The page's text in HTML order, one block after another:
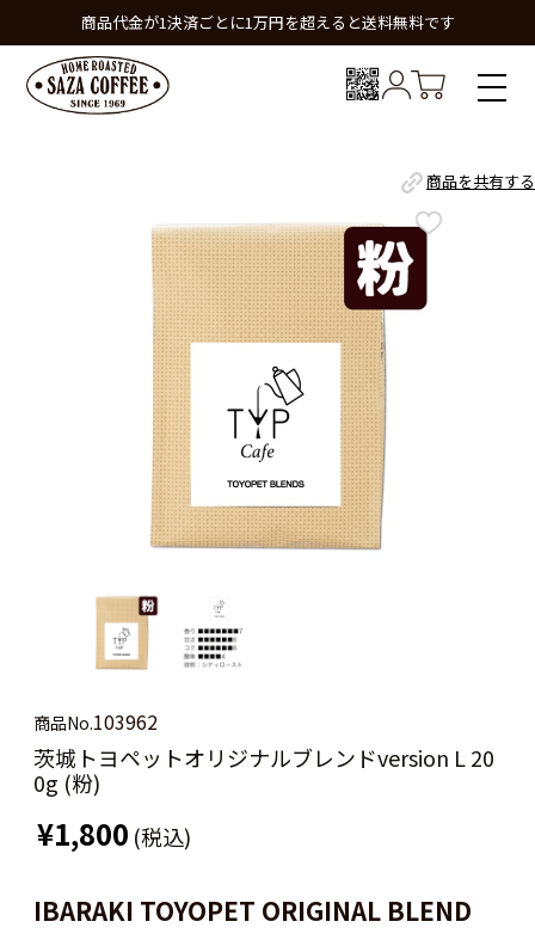
商品代金が1決済ごとに1万円を超えると送料無料です
商品を共有する
商品No.103962
茨城トヨペットオリジナルブレンドversion L 20
0g (粉)
¥1,800 (税込)
IBARAKI TOYOPET ORIGINAL BLEND